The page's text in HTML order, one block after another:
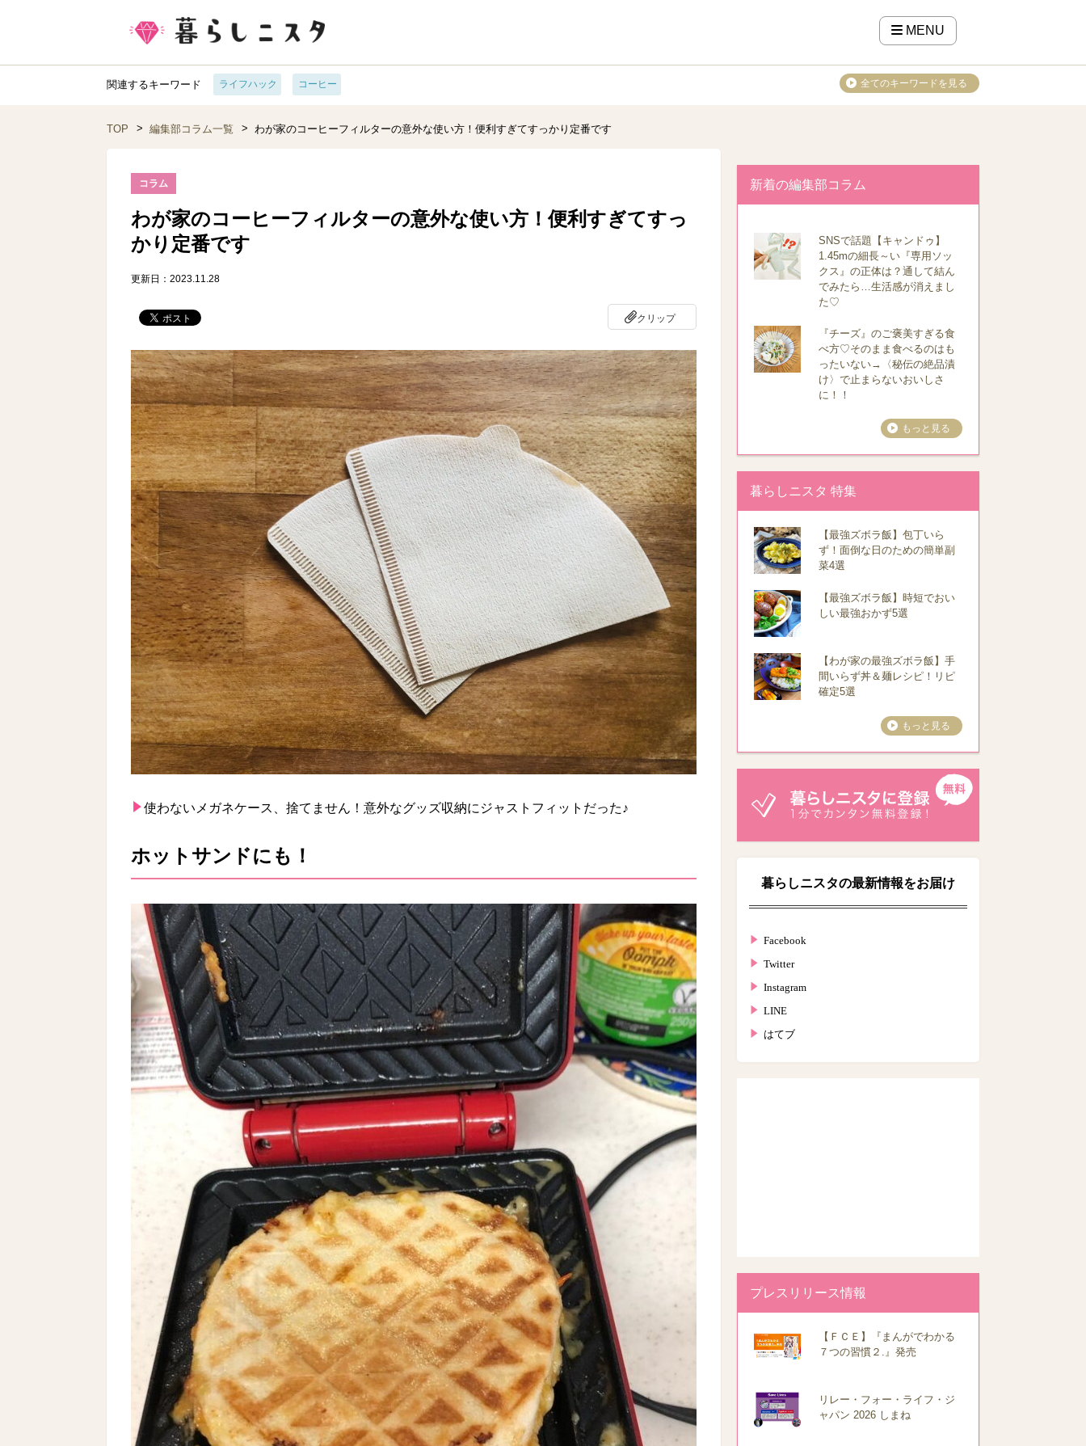
MENU
関連するキーワード ライフハック コーヒー 全てのキーワードを見る
TOP 編集部コラム一覧 わが家のコーヒーフィルターの意外な使い方！便利すぎてすっかり定番です
コラム
わが家のコーヒーフィルターの意外な使い方！便利すぎてすっ
かり定番です
更新日：2023.11.28
クリップ
使わないメガネケース、捨てません！意外なグッズ収納にジャストフィットだった♪
ホットサンドにも！
新着の編集部コラム
SNSで話題【キャンドゥ】
1.45mの細長～い『専用ソッ
クス』の正体は？通して結ん
でみたら…生活感が消えまし
た♡
『チーズ』のご褒美すぎる食
べ方♡そのまま食べるのはも
ったいない→〈秘伝の絶品漬
け〉で止まらないおいしさ
に！！
もっと見る
暮らしニスタ 特集
【最強ズボラ飯】包丁いら
ず！面倒な日のための簡単副
菜4選
【最強ズボラ飯】時短でおい
しい最強おかず5選
【わが家の最強ズボラ飯】手
間いらず丼＆麺レシピ！リピ
確定5選
もっと見る
暮らしニスタの最新情報をお届け
Facebook
Twitter
Instagram
LINE
はてブ
プレスリリース情報
【ＦＣＥ】『まんがでわかる
７つの習慣２.』発売
リレー・フォー・ライフ・ジ
ャパン 2026 しまね